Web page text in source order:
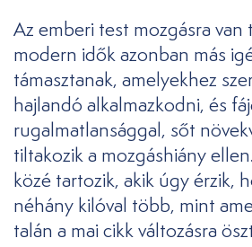
Az emberi test mozgásra van
modern idők azonban más
támasztanak, amelyekhez
hajlandó alkalmazkodni, és
rugalmatlansággal, sőt
tiltakozik a mozgáshiány
közé tartozik, akik úgy érzik,
néhány kilóval több, mint
talán a mai cikk változásra